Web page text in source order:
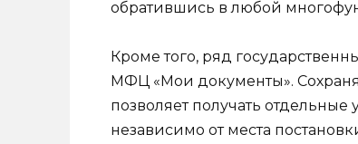
обратившись в любой
Кроме того, ряд
МФЦ «Мои документы».
позволяет получать
независимо от места